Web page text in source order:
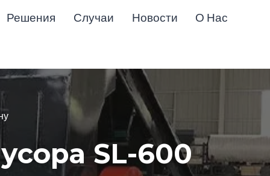
Решения Случаи Новости О Нас
SL-600